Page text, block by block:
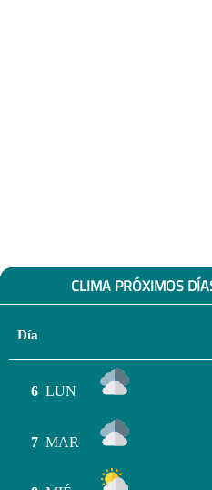
CLIMA PRÓXIMOS
Día
6 LUN
7 MAR